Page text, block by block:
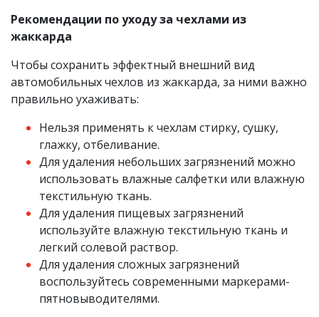
Рекомендации по уходу за чехлами из
жаккарда
Чтобы сохранить эффектный внешний вид
автомобильных чехлов из жаккарда, за ними важно
правильно ухаживать:
Нельзя применять к чехлам стирку, сушку,
глажку, отбеливание.
Для удаления небольших загрязнений можно
использовать влажные салфетки или влажную
текстильную ткань.
Для удаления пищевых загрязнений
используйте влажную текстильную ткань и
легкий солевой раствор.
Для удаления сложных загрязнений
воспользуйтесь современными маркерами-
пятновыводителями.